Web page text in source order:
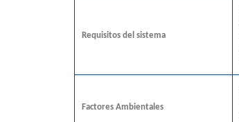
Requisitos del sistema
Factores Ambientales